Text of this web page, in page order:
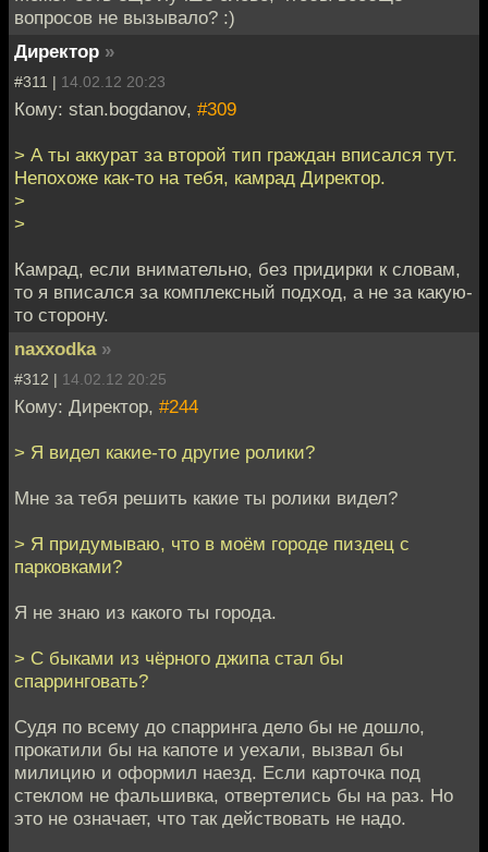
вопросов не вызывало? :)
Директор »
#311 | 14.02.12 20:23
Кому: stan.bogdanov, #309
> А ты аккурат за второй тип граждан вписался тут.
Непохоже как-то на тебя, камрад Директор.
>
>
Камрад, если внимательно, без придирки к словам,
то я вписался за комплексный подход, а не за какую-
то сторону.
naxxodka »
#312 | 14.02.12 20:25
Кому: Директор, #244
> Я видел какие-то другие ролики?
Мне за тебя решить какие ты ролики видел?
> Я придумываю, что в моём городе пиздец с
парковками?
Я не знаю из какого ты города.
> С быками из чёрного джипа стал бы
спарринговать?
Судя по всему до спарринга дело бы не дошло,
прокатили бы на капоте и уехали, вызвал бы
милицию и оформил наезд. Если карточка под
стеклом не фальшивка, отвертелись бы на раз. Но
это не означает, что так действовать не надо.